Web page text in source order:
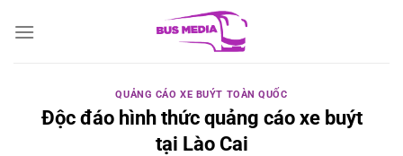
đến
QUẢNG CÁO XE BUÝT TOÀN QUỐC
Độc đáo hình thức quảng cáo xe buýt
tại Lào Cai